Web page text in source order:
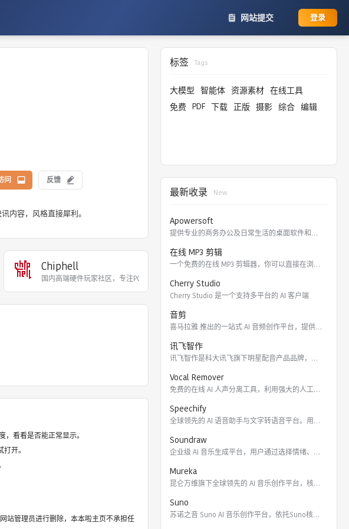
网站提交 登录
问 反馈
内容，风格直接犀利。
，致力于为一切热
Chiphell
国内高端硬件玩家社区，专注PC硬件、数码产品及摄影
看看是否能正常显示。
开。
站管理员进行删除，本本啦主页不承担任
标签 Tags
大模型 智能体 资源素材 在线工具
免费 PDF 下载 正版 摄影 综合 编辑
最新收录 New
Apowersoft
提供专业的商务办公及日常生活的桌面软件和在线应用。 软件涵盖
在线 MP3 剪辑
一个免费的在线 MP3 剪辑器，你可以直接在浏览器里剪切，裁
Cherry Studio
Cherry Studio 是一个支持多平台的 AI 客户端
音剪
喜马拉雅 推出的一站式 AI 音频创作平台，提供云端协作、3
讯飞智作
讯飞智作是科大讯飞旗下明星配音产品品牌，提供合成配音软件、真
Vocal Remover
免费的在线 AI 人声分离工具，利用强大的人工智能算法将歌曲
Speechify
全球领先的 AI 语音助手与文字转语音平台。用户可通过 Ch
Soundraw
企业级 AI 音乐生成平台，用户通过选择情绪、流派、乐器及长
Mureka
昆仑万维旗下全球领先的 AI 音乐创作平台，核心模型包括全球
Suno
苏诺之音 Suno AI 音乐创作平台，依托Suno核心模型